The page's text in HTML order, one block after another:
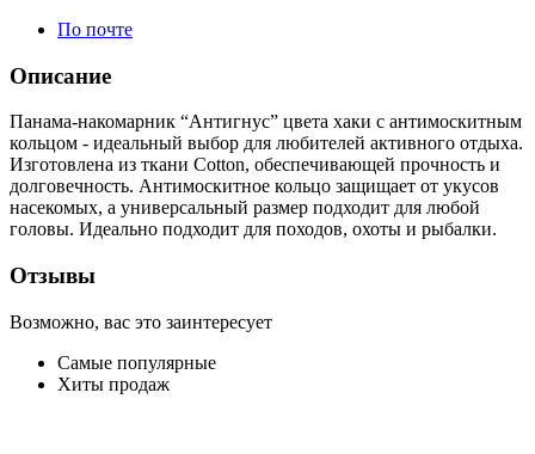
По почте
Описание
Панама-накомарник “Антигнус” цвета хаки с антимоскитным
кольцом - идеальный выбор для любителей активного отдыха.
Изготовлена из ткани Cotton, обеспечивающей прочность и
долговечность. Антимоскитное кольцо защищает от укусов
насекомых, а универсальный размер подходит для любой
головы. Идеально подходит для походов, охоты и рыбалки.
Отзывы
Возможно, вас это заинтересует
Самые популярные
Хиты продаж